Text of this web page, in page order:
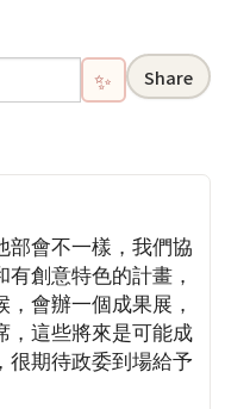
✨ Share
部會不一樣，我們協
創意特色的計畫，
會辦一個成果展，
，這些將來是可能成
很期待政委到場給予